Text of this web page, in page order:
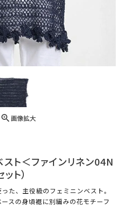
画像拡大
ト＜ファインリネン04N
ト）
た、主役級のフェミニンベスト。
スの身頃裾に別編みの花モチーフ